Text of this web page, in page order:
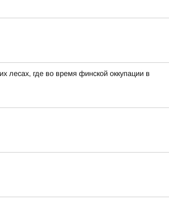
лесах, где во время финской оккупации в